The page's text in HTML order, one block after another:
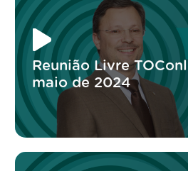
Reunião Livre
maio de 2024